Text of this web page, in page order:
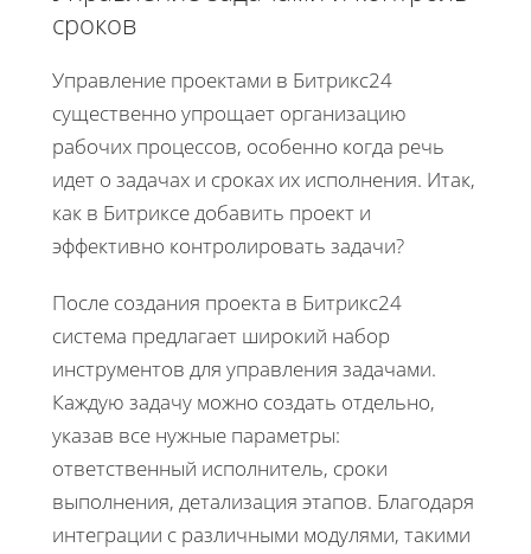
сроков
Управление проектами в Битрикс24
существенно упрощает организацию
рабочих процессов, особенно когда речь
идет о задачах и сроках их исполнения. Итак,
как в Битриксе добавить проект и
эффективно контролировать задачи?
После создания проекта в Битрикс24
система предлагает широкий набор
инструментов для управления задачами.
Каждую задачу можно создать отдельно,
указав все нужные параметры:
ответственный исполнитель, сроки
выполнения, детализация этапов. Благодаря
интеграции с различными модулями, такими